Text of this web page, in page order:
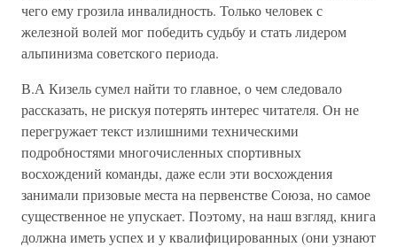
чего ему грозила инвалидность. Только человек с
железной волей мог победить судьбу и стать лидером
альпинизма советского периода.
В.А Кизель сумел найти то главное, о чем следовало
рассказать, не рискуя потерять интерес читателя. Он не
перегружает текст излишними техническими
подробностями многочисленных спортивных
восхождений команды, даже если эти восхождения
занимали призовые места на первенстве Союза, но самое
существенное не упускает. Поэтому, на наш взгляд, книга
должна иметь успех и у квалифицированных (они узнают